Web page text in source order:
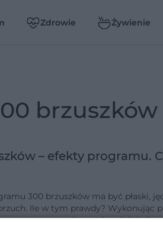
Zdrowie Żywienie
brzuszków
– efekty programu.
300 brzuszków ma być płaski,
Ile w tym prawdy? Wykonując
pewno wzmocnisz swoje mięśnie